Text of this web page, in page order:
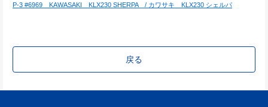
P-3 #6969　KAWASAKI　KLX230 SHERPA　/ カワサキ　KLX230 シェルパ
戻る